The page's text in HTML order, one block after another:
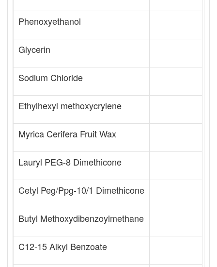
Phenoxyethanol
Glycerin
Sodium Chloride
Ethylhexyl methoxycrylene
Myrica Cerifera Fruit Wax
Lauryl PEG-8 Dimethicone
Cetyl Peg/Ppg-10/1 Dimethicone
Butyl Methoxydibenzoylmethane
C12-15 Alkyl Benzoate